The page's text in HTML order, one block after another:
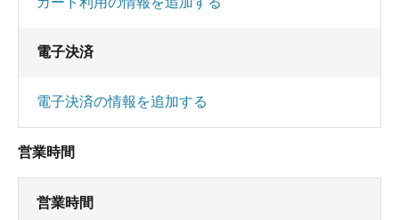
電子決済
電子決済の情報を追加する
営業時間
営業時間